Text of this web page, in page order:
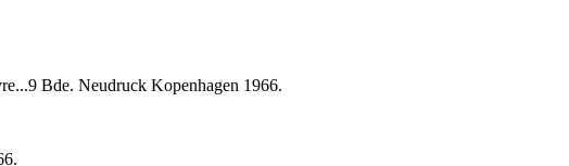
Bde. Neudruck Kopenhagen 1966.